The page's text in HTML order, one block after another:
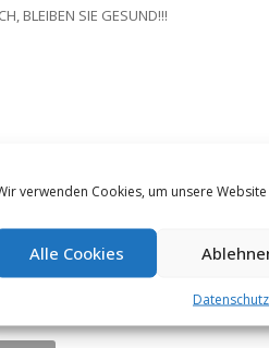
verwenden Cookies, um unsere
Alle Cookies
BLEIBEN SIE GESUND!!!